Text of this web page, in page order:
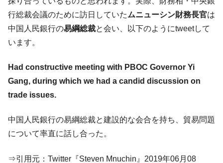
く空港に詰めかけ「出て行け！」「極右勢力」のプラカー
ドを掲げる「在韓反米勢力」
『Money1』
ータセンター整備」⇒ だから無理だってば。
『Money1』
JPモルガン「韓国レバレッジETFの清算は
ほぼ終わった」
『Money1』
『Money1』
韓国政府「ニセＫ-ブランドを通報しようキ
ャンペーン」⇒ あの名物教授も登場！
ぎ」では。
行総裁会議のために訪日していたムニューシン財務長官は
中国人民銀行の易綱総裁と会い、以下のようにtweetして
います。
Had constructive meeting with PBOC Governor Yi
Gang, during which we had a candid discussion on
trade issues.
中国人民銀行の易綱総裁と建設的な会合を持ち、貿易問題
について率直に話し合った。
⇒引用元：Twitter『Steven Mnuchin』2019年06月08